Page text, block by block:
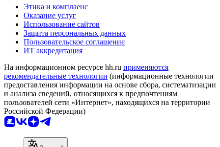
Этика и комплаенс
Оказание услуг
Использование сайтов
Защита персональных данных
Пользовательское соглашение
ИТ аккредитация
На информационном ресурсе hh.ru применяются
рекомендательные технологии (информационные технологии
предоставления информации на основе сбора, систематизации
и анализа сведений, относящихся к предпочтениям
пользователей сети «Интернет», находящихся на территории
Российской Федерации)